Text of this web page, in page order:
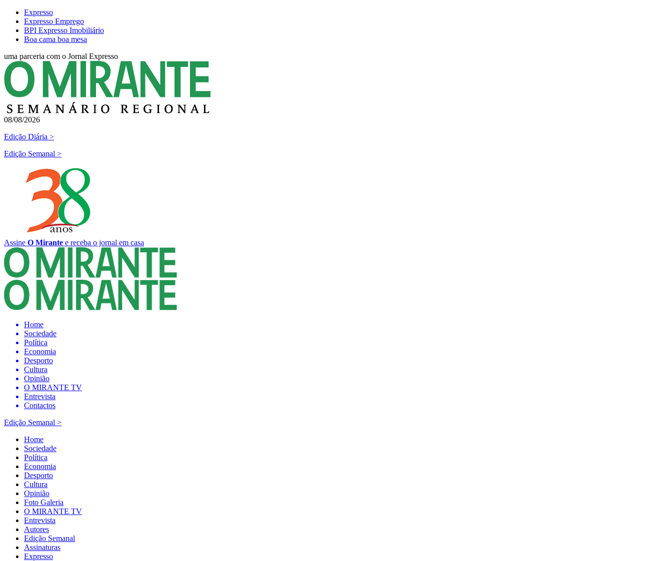
Expresso
Expresso Emprego
BPI Expresso Imobiliário
Boa cama boa mesa
uma parceria com o Jornal Expresso
08/08/2026
Edição Diária >
Edição Semanal >
Assine O Mirante e receba o jornal em casa
Home
Sociedade
Política
Economia
Desporto
Cultura
Opinião
O MIRANTE TV
Entrevista
Contactos
Edição Semanal >
Home
Sociedade
Política
Economia
Desporto
Cultura
Opinião
Foto Galeria
O MIRANTE TV
Entrevista
Autores
Edição Semanal
Assinaturas
Expresso